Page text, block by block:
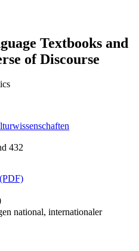
Textbooks and
of Discourse
432
national, internationaler